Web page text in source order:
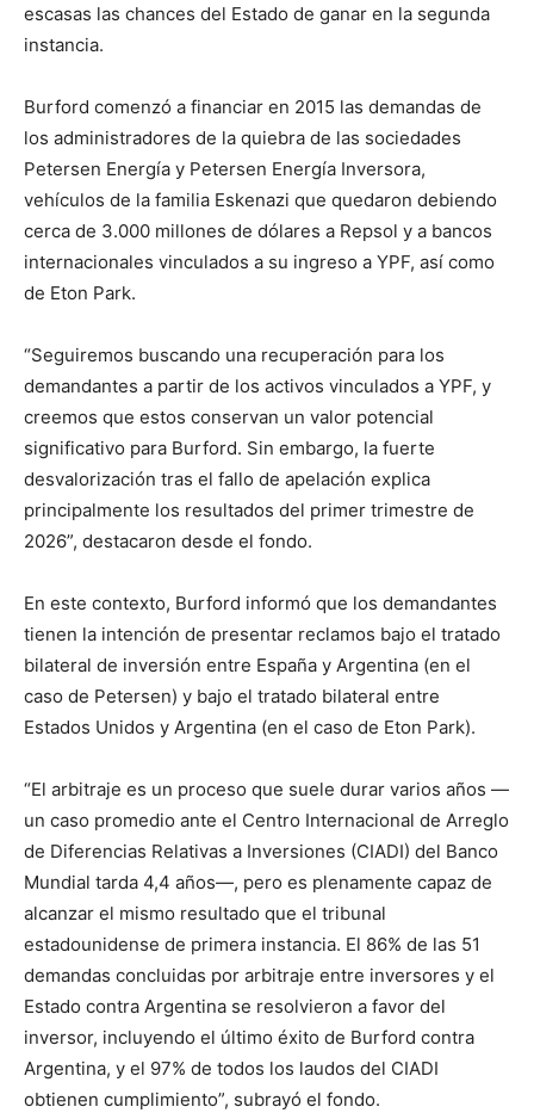
escasas las chances del Estado de ganar en la segunda
instancia.
Burford comenzó a financiar en 2015 las demandas de
los administradores de la quiebra de las sociedades
Petersen Energía y Petersen Energía Inversora,
vehículos de la familia Eskenazi que quedaron debiendo
cerca de 3.000 millones de dólares a Repsol y a bancos
internacionales vinculados a su ingreso a YPF, así como
de Eton Park.
“Seguiremos buscando una recuperación para los
demandantes a partir de los activos vinculados a YPF, y
creemos que estos conservan un valor potencial
significativo para Burford. Sin embargo, la fuerte
desvalorización tras el fallo de apelación explica
principalmente los resultados del primer trimestre de
2026”, destacaron desde el fondo.
En este contexto, Burford informó que los demandantes
tienen la intención de presentar reclamos bajo el tratado
bilateral de inversión entre España y Argentina (en el
caso de Petersen) y bajo el tratado bilateral entre
Estados Unidos y Argentina (en el caso de Eton Park).
“El arbitraje es un proceso que suele durar varios años —
un caso promedio ante el Centro Internacional de Arreglo
de Diferencias Relativas a Inversiones (CIADI) del Banco
Mundial tarda 4,4 años—, pero es plenamente capaz de
alcanzar el mismo resultado que el tribunal
estadounidense de primera instancia. El 86% de las 51
demandas concluidas por arbitraje entre inversores y el
Estado contra Argentina se resolvieron a favor del
inversor, incluyendo el último éxito de Burford contra
Argentina, y el 97% de todos los laudos del CIADI
obtienen cumplimiento”, subrayó el fondo.